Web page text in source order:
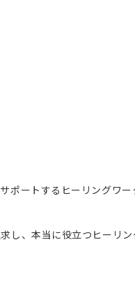
ポートするヒーリングワ
し、本当に役立つヒーリ